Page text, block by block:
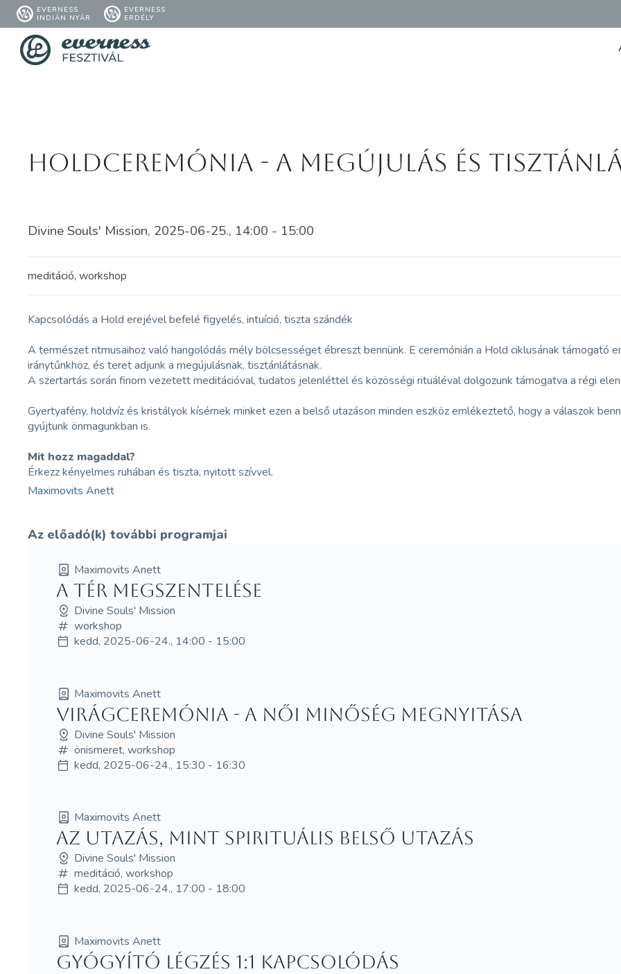
EVERNESS
INDIÁN NYÁR
EVERNESS
ERDÉLY
Holdceremónia - A Megújulás és
Divine Souls' Mission, 2025-06-25., 14:00 - 15:00
meditáció, workshop
Kapcsolódás a Hold erejével befelé figyelés, intuíció, tiszta szándék
A természet ritmusaihoz való hangolódás mély bölcsességet ébreszt bennünk. E ceremónián a Hold ciklusának támogató
iránytűnkhöz, és teret adjunk a megújulásnak, tisztánlátásnak.
A szertartás során finom vezetett meditációval, tudatos jelenléttel és közösségi rituáléval dolgozunk támogatva a régi
Gyertyafény, holdvíz és kristályok kísérnek minket ezen a belső utazáson minden eszköz emlékeztető, hogy a válaszok
gyújtunk önmagunkban is.
Mit hozz magaddal?
Érkezz kényelmes ruhában és tiszta, nyitott szívvel.
Maximovits Anett
Az előadó(k) további programjai
Maximovits Anett
A Tér megszentelése
Divine Souls' Mission
workshop
kedd, 2025-06-24., 14:00 - 15:00
Maximovits Anett
Virágceremónia - A Női Minőség Megnyitása
Divine Souls' Mission
önismeret, workshop
kedd, 2025-06-24., 15:30 - 16:30
Maximovits Anett
Az Utazás, mint Spirituális Belső Utazás
Divine Souls' Mission
meditáció, workshop
kedd, 2025-06-24., 17:00 - 18:00
Maximovits Anett
Gyógyító Légzés 1:1 Kapcsolódás